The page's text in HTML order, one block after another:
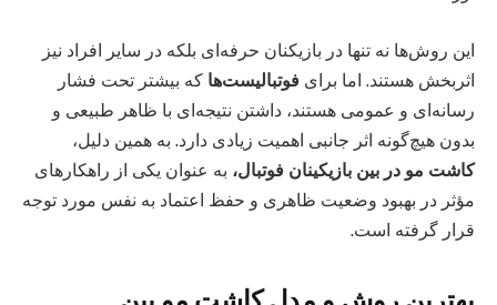
این روش‌ها نه تنها در بازیکنان حرفه‌ای بلکه در سایر افراد نیز
اثربخش هستند. اما برای فوتبالیست‌ها که بیشتر تحت فشار
رسانه‌ای و عمومی هستند، داشتن نتیجه‌ای با ظاهر طبیعی و
بدون هیچ‌گونه اثر جانبی اهمیت زیادی دارد. به همین دلیل،
کاشت مو در بین بازیکینان فوتبال، به عنوان یکی از راهکارهای
مؤثر در بهبود وضعیت ظاهری و حفظ اعتماد به نفس مورد توجه
قرار گرفته است.